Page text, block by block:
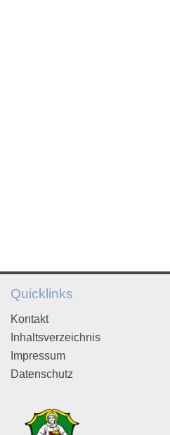
Quicklinks
Kontakt
Inhaltsverzeichnis
Impressum
Datenschutz